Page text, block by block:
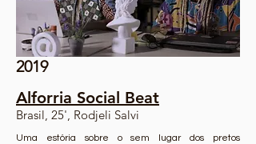
2019
Alforria Social Beat
Brasil, 25', Rodjeli Salvi
Uma estória sobre o sem lugar dos pretos